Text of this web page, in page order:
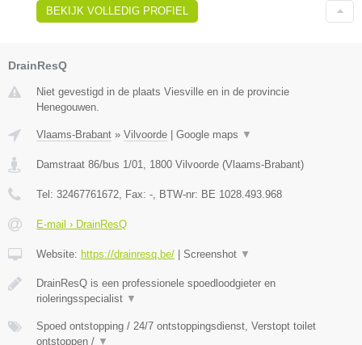
BEKIJK VOLLEDIG PROFIEL
DrainResQ
Niet gevestigd in de plaats Viesville en in de provincie
Henegouwen.
Vlaams-Brabant » Vilvoorde | Google maps ▼
Damstraat 86/bus 1/01 1800 Vilvoorde (Vlaams-Brabant)
Tel: 32467761672 , Fax: - , BTW-nr: BE 1028.493.968
E-mail › DrainResQ
Website: https://drainresq.be/ | Screenshot ▼
DrainResQ is een professionele spoedloodgieter en
rioleringsspecialist ▼
Spoed ontstopping / 24/7 ontstoppingsdienst, Verstopt toilet
ontstoppen / ▼